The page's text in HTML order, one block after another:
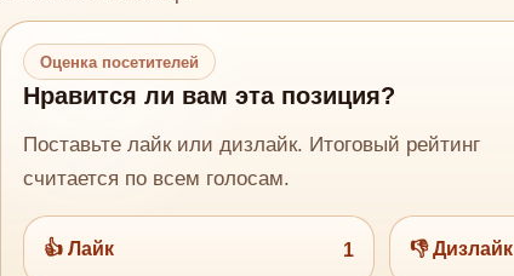
Оценка посетителей
Нравится ли вам эта позиция?
Поставьте лайк или дизлайк. Итоговый рейтинг
считается по всем голосам.
👍 Лайк 1 👎 Дизлайк